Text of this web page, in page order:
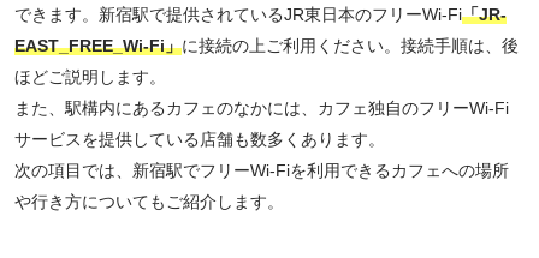
できます。新宿駅で提供されているJR東日本のフリーWi-Fi「JR-
EAST_FREE_Wi-Fi」に接続の上ご利用ください。接続手順は、後
ほどご説明します。
また、駅構内にあるカフェのなかには、カフェ独自のフリーWi-Fi
サービスを提供している店舗も数多くあります。
次の項目では、新宿駅でフリーWi-Fiを利用できるカフェへの場所
や行き方についてもご紹介します。